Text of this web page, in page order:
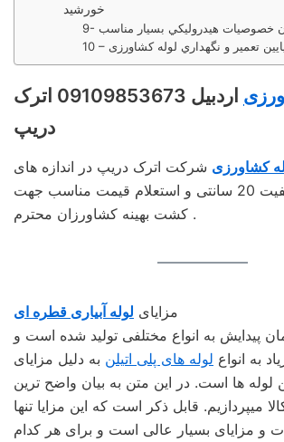
خورشيد
خصوصيات هيدروليكي بسيار مناسب
پايين تعمير و نگهداري لوله کشاورزی
اردبیل 09109853673 اترک
دریپ
کشاورزی شرکت اترک دریپ در اندازه های
مختلف با کیفیت 20 سانتی و استعلام قیمت مناسب جهت
کشت بهینه کشاورزان محترم .
مزايای لوله آبیاری قطره ای
پیدایش به انواع مختلفی تولید شده است و
به انواع لوله‌ های پلی اتیلن به دلیل مزایای
لوله‌ ها است. در این متن به بیان واضح‌ ترین
میپردازیم. قابل ذکر است که این مزایا تنها
مزایای بسیار عالی است و برای هر کدام